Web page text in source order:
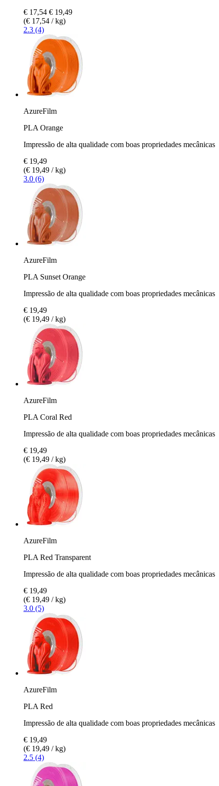
€ 17,54 € 19,49
(€ 17,54 / kg)
2.3 (4)
AzureFilm
PLA Orange
Impressão de alta qualidade com boas propriedades mecânicas
€ 19,49
(€ 19,49 / kg)
3.0 (6)
AzureFilm
PLA Sunset Orange
Impressão de alta qualidade com boas propriedades mecânicas
€ 19,49
(€ 19,49 / kg)
AzureFilm
PLA Coral Red
Impressão de alta qualidade com boas propriedades mecânicas
€ 19,49
(€ 19,49 / kg)
AzureFilm
PLA Red Transparent
Impressão de alta qualidade com boas propriedades mecânicas
€ 19,49
(€ 19,49 / kg)
3.0 (5)
AzureFilm
PLA Red
Impressão de alta qualidade com boas propriedades mecânicas
€ 19,49
(€ 19,49 / kg)
2.5 (4)